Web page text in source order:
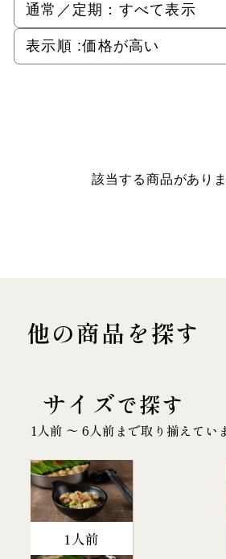
通常／定期： すべて表示
表示順 :価格が高い
該当する商品がありま
他の商品を探す
サイズで探す
1人前 〜 6人前まで取り揃えてい
1人前